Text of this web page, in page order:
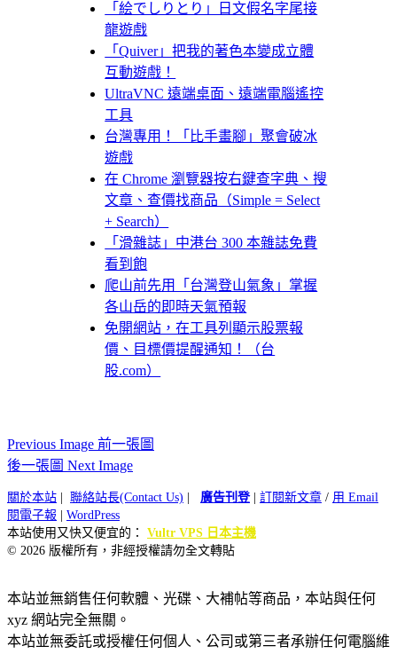
「絵でしりとり」日文假名字尾接
龍遊戲
「Quiver」把我的著色本變成立體
互動遊戲！
UltraVNC 遠端桌面、遠端電腦遙控
工具
台灣專用！「比手畫腳」聚會破冰
遊戲
在 Chrome 瀏覽器按右鍵查字典、搜
文章、查價找商品（Simple = Select
+ Search）
「滑雜誌」中港台 300 本雜誌免費
看到飽
爬山前先用「台灣登山氣象」掌握
各山岳的即時天氣預報
免開網站，在工具列顯示股票報
價、目標價提醒通知！（台
股.com）
Previous Image 前一張圖
後一張圖 Next Image
關於本站 聯絡站長(Contact Us) 廣告刊登| 訂閱新文章 / 用 Email
閱電子報
WordPress
本站使用又快又便宜的： Vultr VPS 日本主機
© 2026 版權所有，非經授權請勿全文轉貼
本站並無銷售任何軟體、光碟、大補帖等商品，本站與任何
xyz 網站完全無關。
本站並無委託或授權任何個人、公司或第三者承辦任何電腦維